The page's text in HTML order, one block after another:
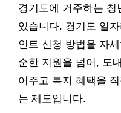
경기도에 거주하는 청
있습니다. 경기도 일
인트 신청 방법을 자
순한 지원을 넘어, 도
어주고 복지 혜택을
는 제도입니다.